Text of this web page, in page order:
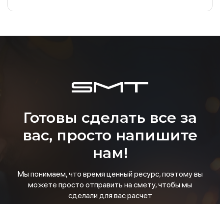
Готовы сделать все за
вас, просто напишите
нам!
Мы понимаем, что время ценный ресурс, поэтому вы
можете просто отправить на смету, чтобы мы
сделали для вас расчет